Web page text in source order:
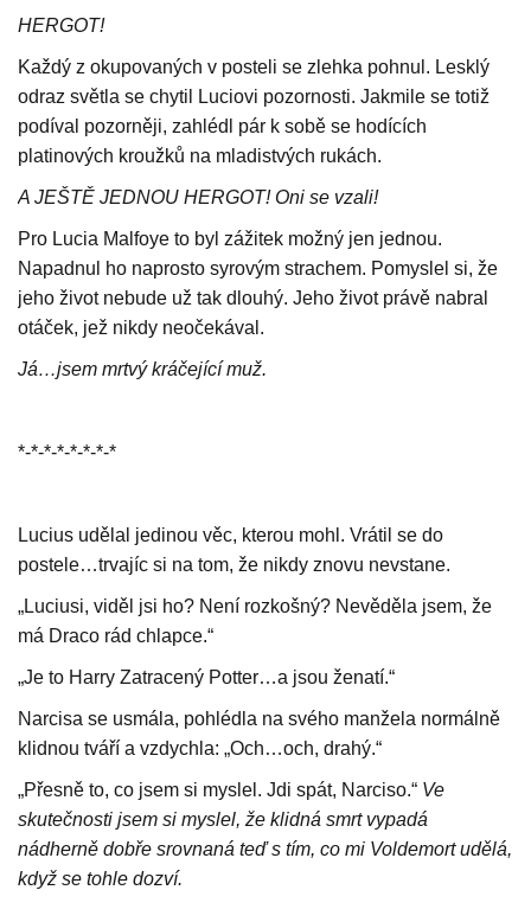
HERGOT!
Každý z okupovaných v posteli se zlehka pohnul. Lesklý
odraz světla se chytil Luciovi pozornosti. Jakmile se totiž
podíval pozorněji, zahlédl pár k sobě se hodících
platinových kroužků na mladistvých rukách.
A JEŠTĚ JEDNOU HERGOT! Oni se vzali!
Pro Lucia Malfoye to byl zážitek možný jen jednou.
Napadnul ho naprosto syrovým strachem. Pomyslel si, že
jeho život nebude už tak dlouhý. Jeho život právě nabral
otáček, jež nikdy neočekával.
Já…jsem mrtvý kráčející muž.
*-*-*-*-*-*-*-*
Lucius udělal jedinou věc, kterou mohl. Vrátil se do
postele…trvajíc si na tom, že nikdy znovu nevstane.
„Luciusi, viděl jsi ho? Není rozkošný? Nevěděla jsem, že
má Draco rád chlapce.“
„Je to Harry Zatracený Potter…a jsou ženatí.“
Narcisa se usmála, pohlédla na svého manžela normálně
klidnou tváří a vzdychla: „Och…och, drahý.“
„Přesně to, co jsem si myslel. Jdi spát, Narciso.“ Ve
skutečnosti jsem si myslel, že klidná smrt vypadá
nádherně dobře srovnaná teď s tím, co mi Voldemort udělá,
když se tohle dozví.